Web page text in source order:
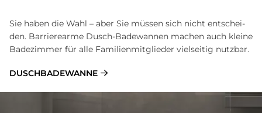
Sie ha­ben die Wahl – aber Sie müs­sen sich nicht ent­schei­
den. Barrierearme Dusch-Ba­de­wan­nen ma­chen auch klei­ne
Ba­de­zim­mer für alle Fa­mi­li­en­mit­glie­der viel­sei­tig nutz­bar.
DUSCHBADEWANNE